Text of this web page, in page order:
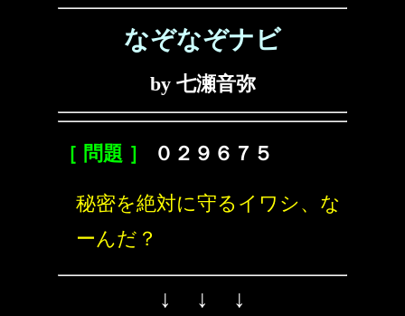
なぞなぞナビ
by 七瀬音弥
［ 問題 ］ ０２９６７５
秘密を絶対に守るイワシ、な
ーんだ？
↓ ↓ ↓